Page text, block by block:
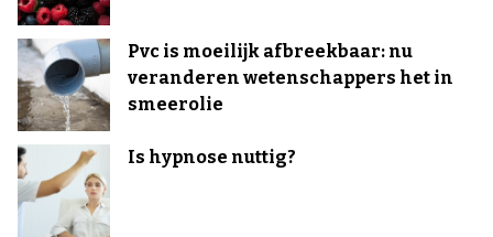
Pvc is moeilijk afbreekbaar: nu
veranderen wetenschappers het in
smeerolie
Is hypnose nuttig?